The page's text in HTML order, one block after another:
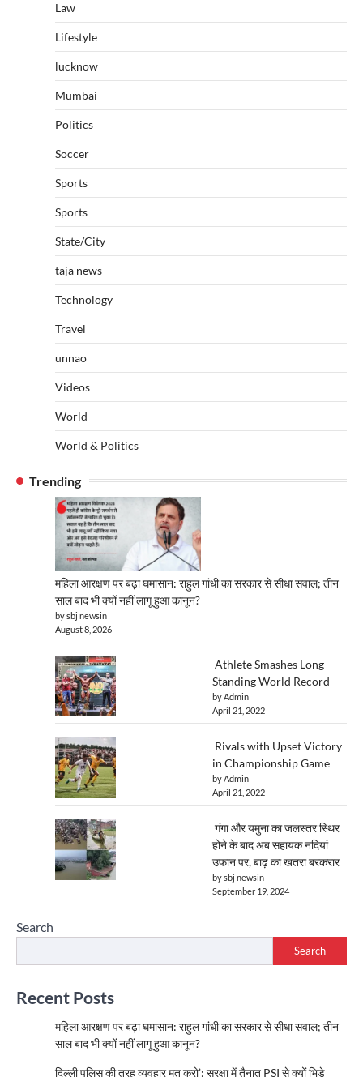
Law
Lifestyle
lucknow
Mumbai
Politics
Soccer
Sports
Sports
State/City
taja news
Technology
Travel
unnao
Videos
World
World & Politics
Trending
महिला आरक्षण पर बढ़ा घमासान: राहुल गांधी का सरकार से सीधा सवाल; तीन
साल बाद भी क्यों नहीं लागू हुआ कानून?
by sbj newsin
August 8, 2026
Athlete Smashes Long-
Standing World Record
by Admin
April 21, 2022
Rivals with Upset Victory
in Championship Game
by Admin
April 21, 2022
गंगा और यमुना का जलस्तर स्थिर
होने के बाद अब सहायक नदियां
उफान पर, बाढ़ का खतरा बरकरार
by sbj newsin
September 19, 2024
Search
Search
Recent Posts
महिला आरक्षण पर बढ़ा घमासान: राहुल गांधी का सरकार से सीधा सवाल; तीन
साल बाद भी क्यों नहीं लागू हुआ कानून?
दिल्ली पुलिस की तरह व्यवहार मत करो’: सुरक्षा में तैनात PSI से क्यों भिड़े